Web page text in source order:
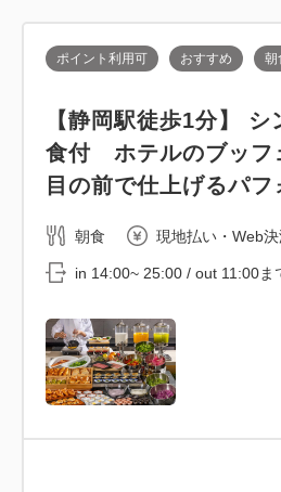
ポイント利用可 おすすめ 朝
【静岡駅徒歩1分】
食付 ホテルのブッ
目の前で仕上げるパフ
朝食 現地払い・Web
in 14:00~ 25:00 / out 11:00ま